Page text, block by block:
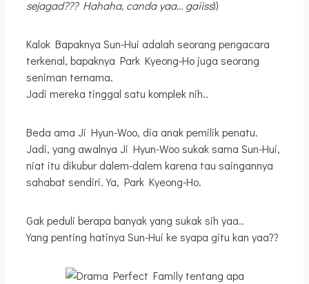
sejagad??? Hahaha, canda yaa… gaiiss))
Kalok Bapaknya Sun-Hui adalah seorang pengacara
terkenal, bapaknya Park Kyeong-Ho juga seorang
seniman ternama.
Jadi mereka tinggal satu komplek nih..
Beda ama Ji Hyun-Woo, dia anak pemilik penatu.
Jadi, yang awalnya Ji Hyun-Woo sukak sama Sun-Hui,
niat itu dikubur dalem-dalem karena tau saingannya
sahabat sendiri. Ya, Park Kyeong-Ho.
Gak peduli berapa banyak yang sukak sih yaa..
Yang penting hatinya Sun-Hui ke syapa gitu kan yaa??